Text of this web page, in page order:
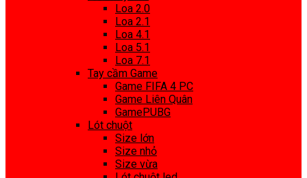
Loa 2.0
Loa 2.1
Loa 4.1
Loa 5.1
Loa 7.1
Tay cầm Game
Game FIFA 4 PC
Game Liên Quân
GamePUBG
Lót chuột
Size lớn
Size nhỏ
Size vừa